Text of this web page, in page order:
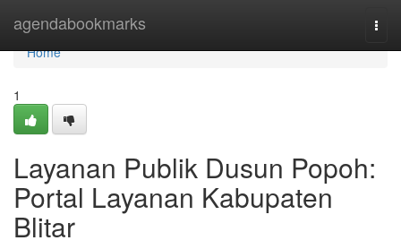
agendabookmarks
Home
Home
1
Layanan Publik Dusun Popoh:
Portal Layanan Kabupaten
Blitar